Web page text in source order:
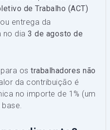
de Trabalho (ACT)
entrega da
no dia3 de agosto de
para ostrabalhadores não
da contribuição é
no importe de 1% (um